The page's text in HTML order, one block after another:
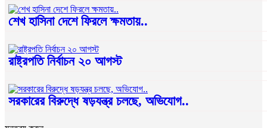
শেখ হাসিনা দেশে ফিরলে ক্ষমতায়..
রাষ্ট্রপতি নির্বাচন ২০ আগস্ট
সরকারের বিরুদ্ধে ষড়যন্ত্র চলছে, অভিযোগ..